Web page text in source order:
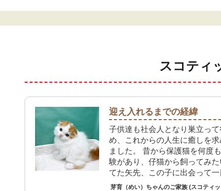
スコティ
迎え入れるまでの経緯
子供達も社会人となり巣立っ
め、これからの人生に癒しを
ました。 昔から保護猫を何度
験があり、仔猫から飼ってみ
てた矢先、この子に出会って
ました。ペットショップのア
芽育（めい）ちゃんのご家族 (スコティ